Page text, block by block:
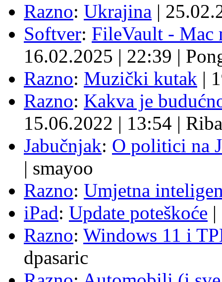
Razno: Ukrajina |
Softver: FileVault - Mac
16.02.2025 | 22:39 |
Razno: Muzički kutak |
Razno: Kakva je
15.06.2022 | 13:54 | Riba
Jabučnjak: O politici na
| smayoo
Razno: Umjetna
iPad: Update poteškoće |
Razno: Windows 11 i
dpasaric